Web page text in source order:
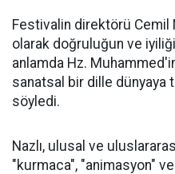
Festivalin direktörü Cemil
olarak doğruluğun ve
anlamda Hz.
sanatsal bir dille dünyaya
söyledi.
Nazlı, ulusal ve
"kurmaca", "animasyon"